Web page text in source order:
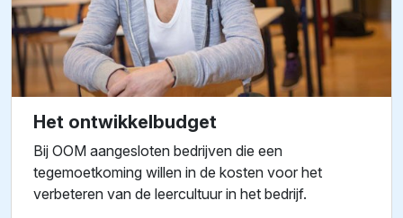
Het ontwikkelbudget
Bij OOM aangesloten bedrijven die een
tegemoetkoming willen in de kosten voor het
verbeteren van de leercultuur in het bedrijf.